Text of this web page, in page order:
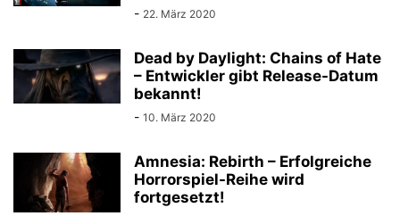
- 22. März 2020
Dead by Daylight: Chains of Hate
– Entwickler gibt Release-Datum
bekannt!
- 10. März 2020
Amnesia: Rebirth – Erfolgreiche
Horrorspiel-Reihe wird
fortgesetzt!